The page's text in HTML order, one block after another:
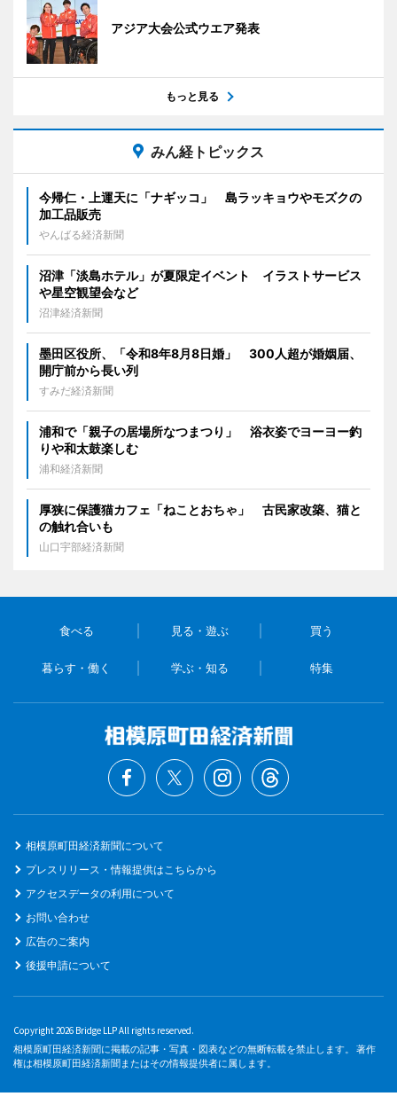
アジア大会公式ウエア発表
もっと見る
みん経トピックス
今帰仁・上運天に「ナギッコ」 島ラッキョウやモズクの
加工品販売
やんばる経済新聞
沼津「淡島ホテル」が夏限定イベント イラストサービス
や星空観望会など
沼津経済新聞
墨田区役所、「令和8年8月8日婚」 300人超が婚姻届、
開庁前から長い列
すみだ経済新聞
浦和で「親子の居場所なつまつり」 浴衣姿でヨーヨー釣
りや和太鼓楽しむ
浦和経済新聞
厚狭に保護猫カフェ「ねことおちゃ」 古民家改築、猫と
の触れ合いも
山口宇部経済新聞
食べる 見る・遊ぶ 買う
暮らす・働く 学ぶ・知る 特集
相模原町田経済新聞について
プレスリリース・情報提供はこちらから
アクセスデータの利用について
お問い合わせ
広告のご案内
後援申請について
Copyright 2026 Bridge LLP All rights reserved.
相模原町田経済新聞に掲載の記事・写真・図表などの無断転載を禁止します。 著作
権は相模原町田経済新聞またはその情報提供者に属します。